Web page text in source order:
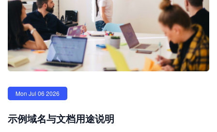
Mon Jul 06 2026
示例域名与文档用途说明